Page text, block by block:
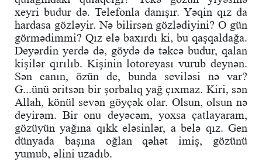
xeyri budur də. Telefonla danışır. Yəqin qız da
hardasa gözləyir. Nə bilirsən gözlədiyini? O gün
görmədimmi? Qız elə baxırdı ki, bu qaşqaldağa.
Deyərdin yerdə də, göydə də təkcə budur, qalan
kişilər qırılıb. Kişinin lotoreyası vurub deynən.
Sən canın, özün de, bunda seviləsi nə var?
G...ünü əritsən bir şorbalıq yağ çıxmaz. Kiri, sən
Allah, könül sevən göyçək olar. Olsun, olsun nə
deyirəm. Bir onu deyəcəm, yoxsa çatlayaram,
gözüyün yağına qıkk eləsinlər, a belə qız. Gen
dünyada başına oğlan qəhət imiş, gözünü
yumub, əlini uzadıb.